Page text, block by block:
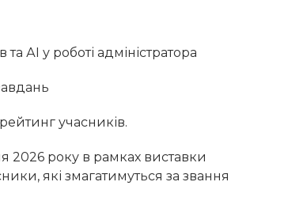
АІ у роботі адміністратора
учасників.
2026 року в рамках виставки
які змагатимуться за звання